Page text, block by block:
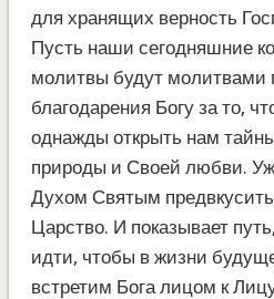
для хранящих верность
Пусть наши сегодняшние
молитвы будут молитвами
благодарения Богу за то,
однажды открыть нам
природы и Своей любви.
Духом Святым
Царство. И показывает
идти, чтобы в жизни
встретим Бога лицом к